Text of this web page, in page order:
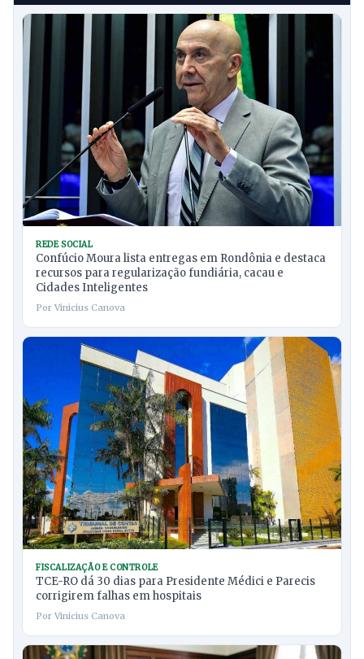
REDE SOCIAL
Confúcio Moura lista entregas em Rondônia e destaca
recursos para regularização fundiária, cacau e
Cidades Inteligentes
Por Vinicius Canova
FISCALIZAÇÃO E CONTROLE
TCE-RO dá 30 dias para Presidente Médici e Parecis
corrigirem falhas em hospitais
Por Vinicius Canova